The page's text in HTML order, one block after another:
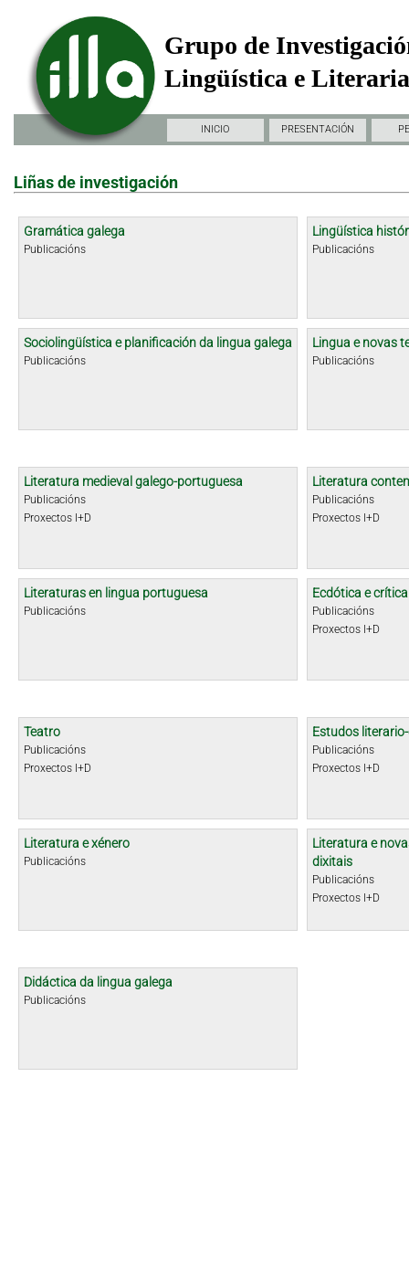
Grupo de
Lingüística e
INICIO PRESENTACIÓN
Liñas de investigación
Gramática galega
Publicacións
Lingüística
Publicacións
Sociolingüística e planificación da lingua galega
Publicacións
Lingua e novas
Publicacións
Literatura medieval galego-portuguesa
Publicacións
Proxectos I+D
Literatura
Publicacións
Proxectos I+D
Literaturas en lingua portuguesa
Publicacións
Ecdótica e
Publicacións
Proxectos I+D
Teatro
Publicacións
Proxectos I+D
Estudos
Publicacións
Proxectos I+D
Literatura e xénero
Publicacións
Literatura e
dixitais
Publicacións
Proxectos I+D
Didáctica da lingua galega
Publicacións